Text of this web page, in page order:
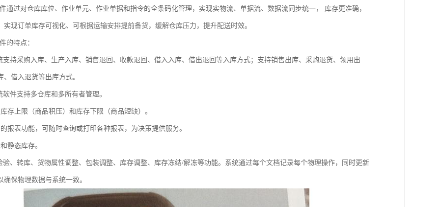
通过对仓库库位、作业单元、作业单据和指令的全条码化管理，实现实物流、单据流、数据流同步统一， 库存更准确，
实现订单库存可视化、可根据运输安排提前备货，缓解仓库压力，提升配送时效。
的特点：
支持采购入库、生产入库、销售退回、收款退回、借入入库、借出退回等入库方式；支持销售出库、采购退货、领用出
、借入退货等出库方式。
软件支持多仓库和多所有者管理。
存上限（商品积压）和库存下限（商品短缺）。
报表功能，可随时查询或打印各种报表，为决策提供服务。
静态库存。
验、转库、货物属性调整、包装调整、库存调整、库存冻结/解冻等功能。系统通过每个文档记录每个物理操作，同时更新
确保物理数据与系统一致。